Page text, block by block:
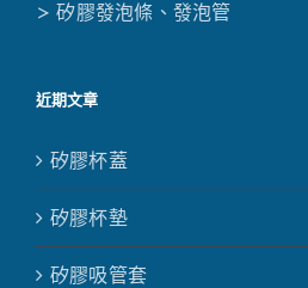
> 矽膠發泡條、發泡管
近期文章
矽膠杯蓋
矽膠杯墊
矽膠吸管套